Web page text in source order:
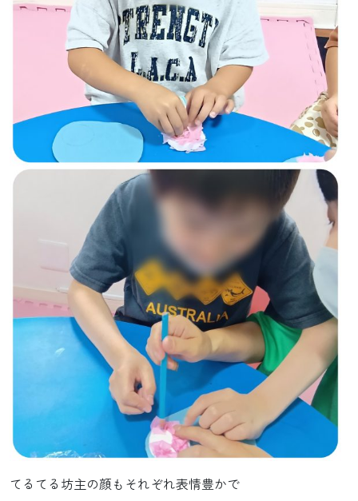
てるてる坊主の顔もそれぞれ表情豊かで